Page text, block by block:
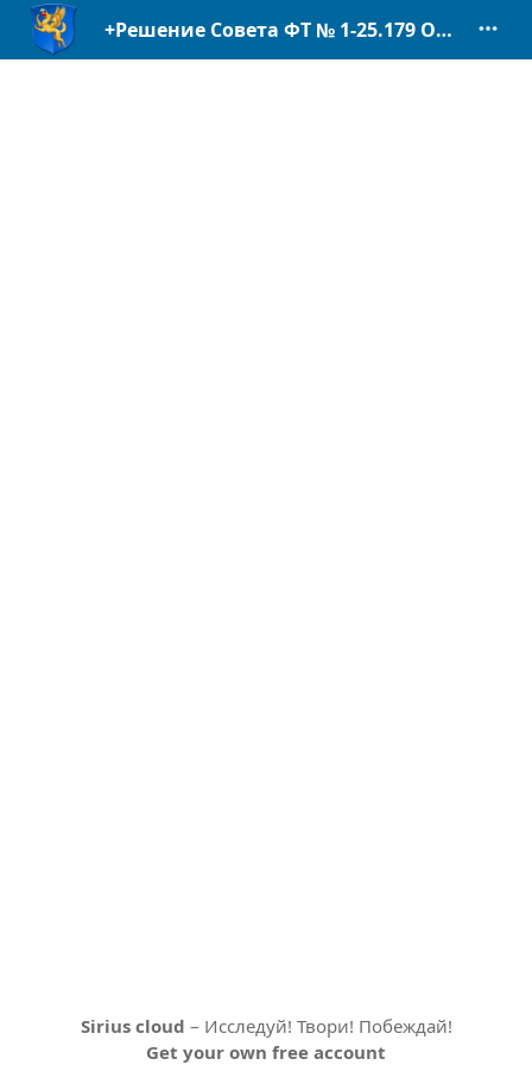
+Решение Совета ФТ № 1-25.179 О внес. изм. в Регламент.pdf
Sirius cloud – Исследуй! Твори! Побеждай!
Get your own free account